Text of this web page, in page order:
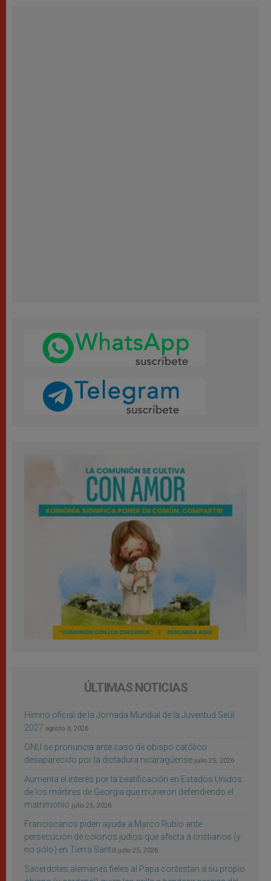
ÚLTIMAS NOTICIAS
Himno oficial de la Jornada Mundial de la Juventud Seúl
2027 agosto 3, 2026
ONU se pronuncia ante caso de obispo católico
desaparecido por la dictadura nicaragüense julio 25, 2026
Aumenta el interés por la beatificación en Estados Unidos
de los mártires de Georgia que murieron defendiendo el
matrimonio julio 25, 2026
Franciscanos piden ayuda a Marco Rubio ante
persecución de colonos judíos que afecta a cristianos (y
no sólo) en Tierra Santa julio 25, 2026
Sacerdotes alemanes fieles al Papa contestan a su propio